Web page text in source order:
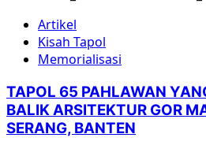
Artikel
Kisah Tapol
Memorialisasi
TAPOL 65 PAHLAWAN
BALIK ARSITEKTUR GOR
SERANG, BANTEN